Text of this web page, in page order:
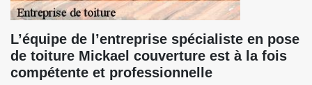
L’équipe de l’entreprise spécialiste en pose
de toiture Mickael couverture est à la fois
compétente et professionnelle